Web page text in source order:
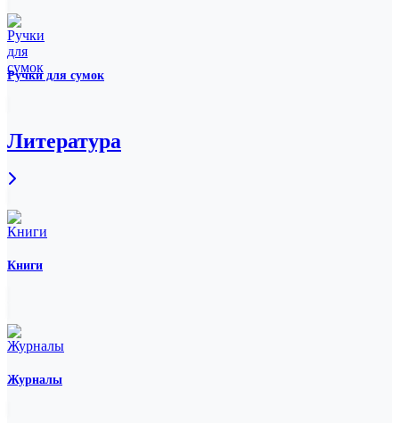
Ручки для сумок
Литература
Книги
Журналы